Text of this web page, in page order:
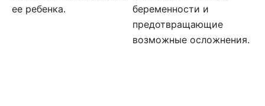
ее ребенка.
беременности и
предотвращающие
возможные осложнения.